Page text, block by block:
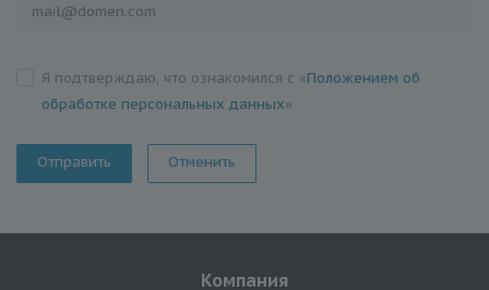
Я подтверждаю, что ознакомился с «Положением об
обработке персональных данных»
Отменить
Компания